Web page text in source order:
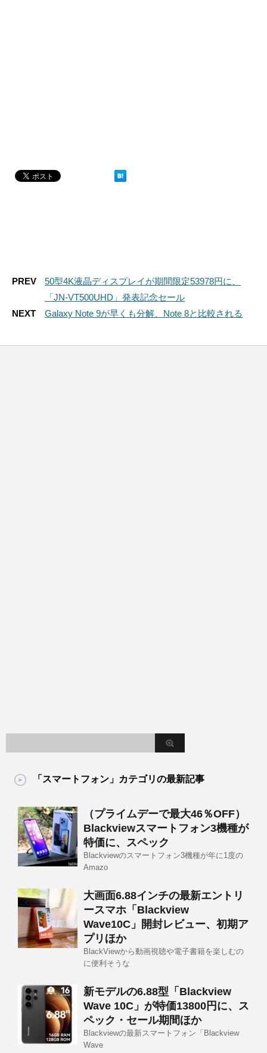
PREV
50型4K液晶ディスプレイが期間限定53978円に、
「JN-VT500UHD」発表記念セール
NEXT
Galaxy Note 9が早くも分解、Note 8と比較される
「スマートフォン」カテゴリの最新記事
（プライムデーで最大46％OFF）
Blackviewスマートフォン3機種が
特価に、スペック
Blackviewのスマートフォン3機種が年に1度の
Amazo
大画面6.88インチの最新エントリ
ースマホ「Blackview
Wave10C」開封レビュー、初期ア
プリほか
BlackViewから動画視聴や電子書籍を楽しむの
に便利そうな
新モデルの6.88型「Blackview
Wave 10C」が特価13800円に、ス
ペック・セール期間ほか
Blackviewの最新スマートフォン「Blackview
Wave